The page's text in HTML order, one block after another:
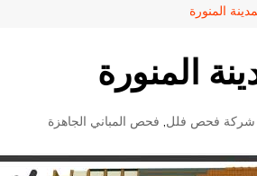
المنورة
المنورة
شركة فحص فلل, فحص المباني الجاهزة